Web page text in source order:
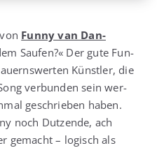
Fun­ny van Dan­
Sau­fen?« Der gute Fun­
Künst­ler, die
ver­bun­den sein wer­
geschrie­ben haben.
noch Dut­zen­de, ach
gemacht – logisch als